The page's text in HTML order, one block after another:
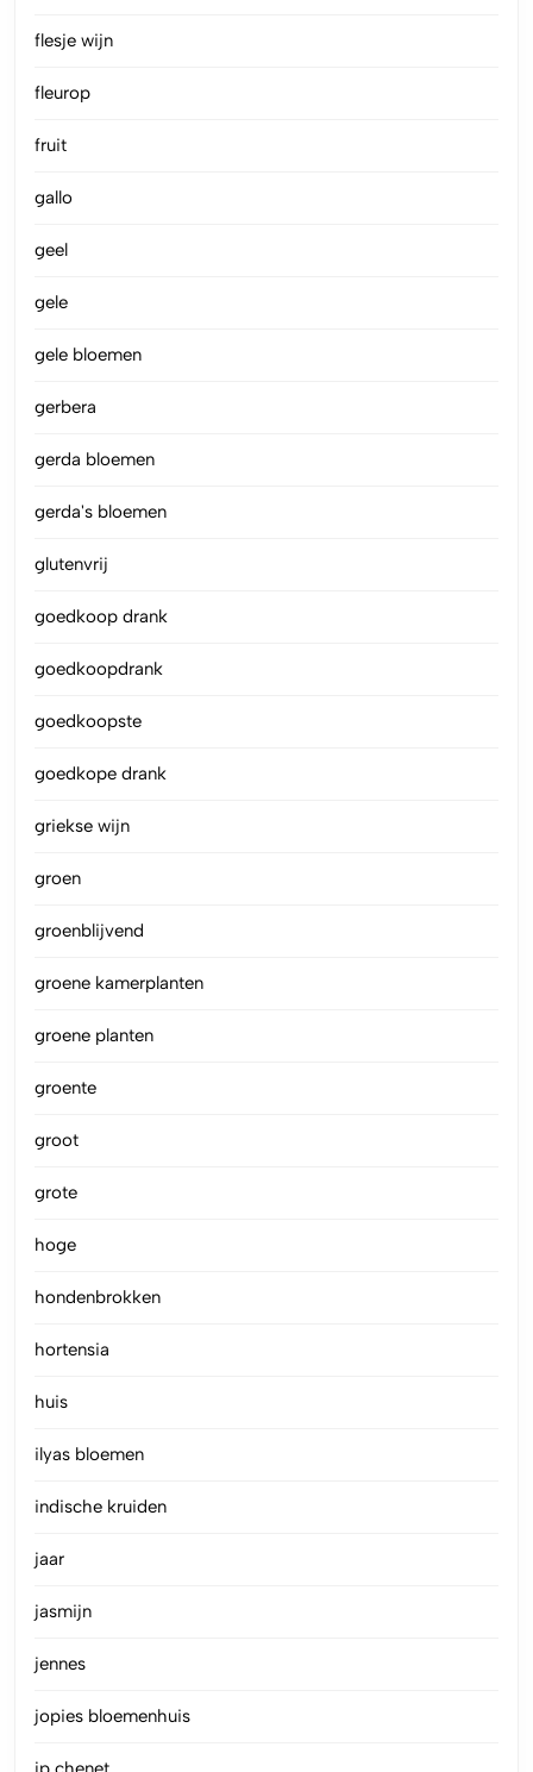
flesje wijn
fleurop
fruit
gallo
geel
gele
gele bloemen
gerbera
gerda bloemen
gerda's bloemen
glutenvrij
goedkoop drank
goedkoopdrank
goedkoopste
goedkope drank
griekse wijn
groen
groenblijvend
groene kamerplanten
groene planten
groente
groot
grote
hoge
hondenbrokken
hortensia
huis
ilyas bloemen
indische kruiden
jaar
jasmijn
jennes
jopies bloemenhuis